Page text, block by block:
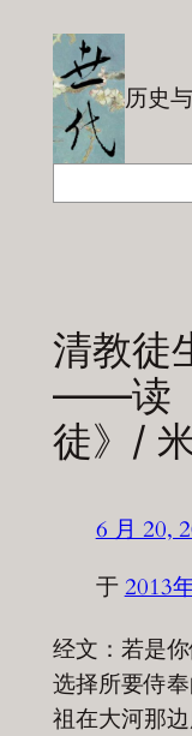
历史
清教徒
——读
徒》/
6 月 20,
于2013
经文：若是
选择所要侍
祖在大河那